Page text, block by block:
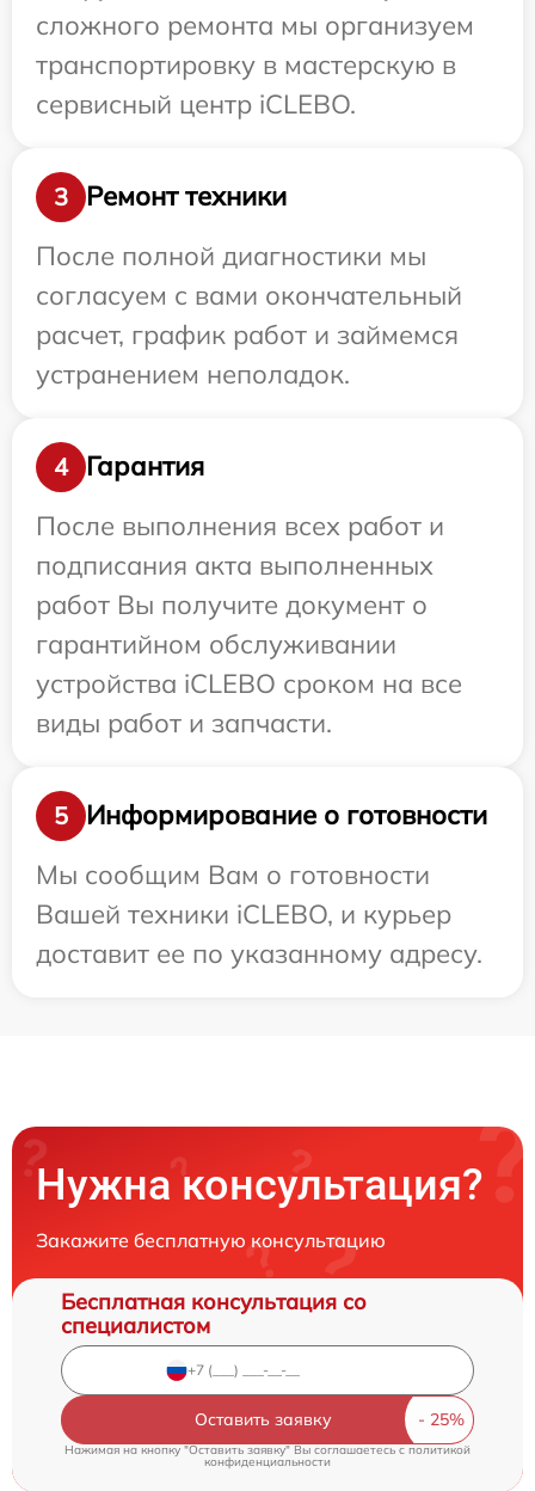
сложного ремонта мы организуем
транспортировку в мастерскую в
сервисный центр iCLEBO.
3
Ремонт техники
После полной диагностики мы
согласуем с вами окончательный
расчет, график работ и займемся
устранением неполадок.
4
Гарантия
После выполнения всех работ и
подписания акта выполненных
работ Вы получите документ о
гарантийном обслуживании
устройства iCLEBO сроком на все
виды работ и запчасти.
5
Информирование о готовности
Мы сообщим Вам о готовности
Вашей техники iCLEBO, и курьер
доставит ее по указанному адресу.
Нужна консультация?
Закажите бесплатную консультацию
Бесплатная консультация со
специалистом
Оставить заявку
Нажимая на кнопку "Оставить заявку" Вы соглашаетесь cполитикой
конфиденциальности